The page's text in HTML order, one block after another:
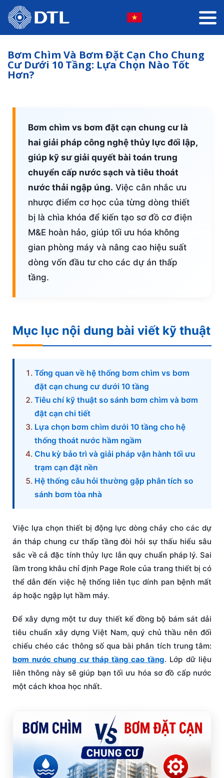
Bơm Chìm Và Bơm Đặt Cạn Cho Chung
Cư Dưới 10 Tầng: Lựa Chọn Nào Tốt
Hơn?
Bơm chìm vs bơm đặt cạn chung cư là
hai giải pháp công nghệ thủy lực đối lập,
giúp kỹ sư giải quyết bài toán trung
chuyển cấp nước sạch và tiêu thoát
nước thải ngập úng. Việc cân nhắc ưu
nhược điểm cơ học của từng dòng thiết
bị là chìa khóa để kiến tạo sơ đồ cơ điện
M&E hoàn hảo, giúp tối ưu hóa không
gian phòng máy và nâng cao hiệu suất
dòng vốn đầu tư cho các dự án thấp
tầng.
Mục lục nội dung bài viết kỹ thuật
Tổng quan về hệ thống bơm chìm vs bơm
đặt cạn chung cư dưới 10 tầng
Tiêu chí kỹ thuật so sánh bơm chìm và bơm
đặt cạn chi tiết
Lựa chọn bơm chìm dưới 10 tầng cho hệ
thống thoát nước hầm ngầm
Chu kỳ bảo trì và giải pháp vận hành tối ưu
trạm cạn đặt nền
Hệ thống câu hỏi thường gặp phân tích so
sánh bơm tòa nhà
Việc lựa chọn thiết bị động lực dòng chảy cho các dự
án tháp chung cư thấp tầng đòi hỏi sự thấu hiểu sâu
sắc về cả đặc tính thủy lực lẫn quy chuẩn pháp lý. Sai
lầm trong khâu chỉ định Page Role của trang thiết bị có
thể dẫn đến việc hệ thống liên tục dính pan bệnh mất
áp hoặc ngập lụt hầm máy.
Để xây dựng một tư duy thiết kế đồng bộ bám sát dải
tiêu chuẩn xây dựng Việt Nam, quý chủ thầu nên đối
chiếu chéo các thông số qua bài phân tích trung tâm:
bơm nước chung cư tháp tầng cao tầng. Lớp dữ liệu
liên thông này sẽ giúp bạn tối ưu hóa sơ đồ cấp nước
một cách khoa học nhất.